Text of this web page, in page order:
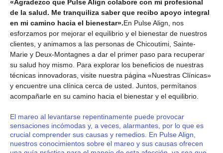
«Agradezco que Pulse Align colabore con mi profesional
de la salud. Me tranquiliza saber que recibo apoyo integral
en mi camino hacia el bienestar».En Pulse Align, nos
esforzamos por mejorar el equilibrio y el bienestar de nuestros
clientes, y animamos a las personas de Chicoutimi, Sainte-
Marie y Deux-Montagnes a dar el primer paso para recuperar
su salud hoy mismo. Para explorar los beneficios de nuestras
técnicas innovadoras, visite nuestra página «Nuestras Clínicas»
y encuentre una clínica cerca de usted. Juntos, permítanos
acompañarle en su camino hacia el bienestar y el equilibrio.
El mareo al levantarse repentinamente puede provocar
sensaciones incómodas y, a veces, alarmantes, por lo que es
crucial comprender sus causas y remedios. En Pulse Align,
nuestros conocimientos sobre el mareo y sus causas ofrecen